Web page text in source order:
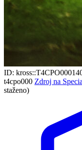
ID:
t4cpo000 Zdroj na
staženo)